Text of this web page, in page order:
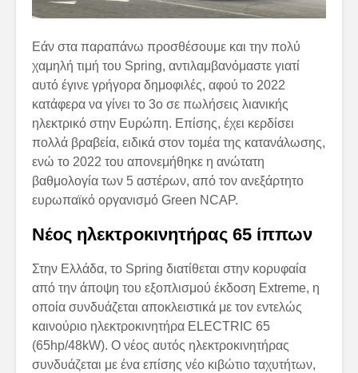
Εάν στα παραπάνω προσθέσουμε και την πολύ
χαμηλή τιμή του Spring, αντιλαμβανόμαστε γιατί
αυτό έγινε γρήγορα δημοφιλές, αφού το 2022
κατάφερα να γίνει το 3ο σε πωλήσεις λιανικής
ηλεκτρικό στην Ευρώπη. Επίσης, έχει κερδίσει
πολλά βραβεία, ειδικά στον τομέα της κατανάλωσης,
ενώ το 2022 του απονεμήθηκε η ανώτατη
βαθμολογία των 5 αστέρων, από τον ανεξάρτητο
ευρωπαϊκό οργανισμό Green NCAP.
Νέος ηλεκτροκινητήρας 65 ίππων
Στην Ελλάδα, το Spring διατίθεται στην κορυφαία
από την άποψη του εξοπλισμού έκδοση Extreme, η
οποία συνδυάζεται αποκλειστικά με τον εντελώς
καινούριο ηλεκτροκινητήρα ELECTRIC 65
(65hp/48kW). Ο νέος αυτός ηλεκτροκινητήρας
συνδυάζεται με ένα επίσης νέο κιβώτιο ταχυτήτων,